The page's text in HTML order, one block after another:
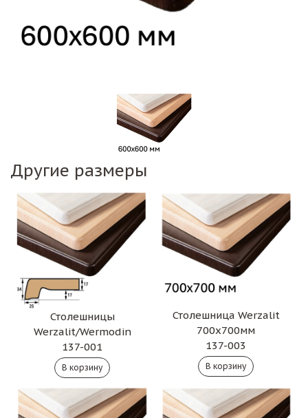
Другие размеры
Столешницы
Werzalit/Wermodin
137-001
Столешница Werzalit
700х700мм
137-003